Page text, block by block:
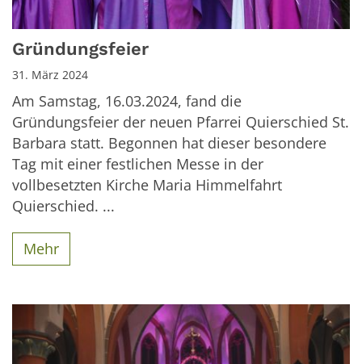
Gründungsfeier
31. März 2024
Am Samstag, 16.03.2024, fand die
Gründungsfeier der neuen Pfarrei Quierschied St.
Barbara statt. Begonnen hat dieser besondere
Tag mit einer festlichen Messe in der
vollbesetzten Kirche Maria Himmelfahrt
Quierschied. ...
Mehr